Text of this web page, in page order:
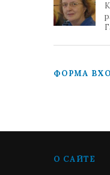
ФОРМА
О САЙТЕ